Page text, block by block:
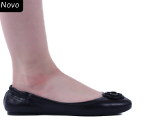
Novo